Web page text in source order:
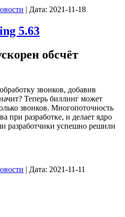
| Дата: 2021-11-18
5.63
обсчёт
звонков, добавив
Теперь биллинг может
звонков. Многопоточность
при разработке, и делает ядро
разработчики успешно решили
| Дата: 2021-11-11